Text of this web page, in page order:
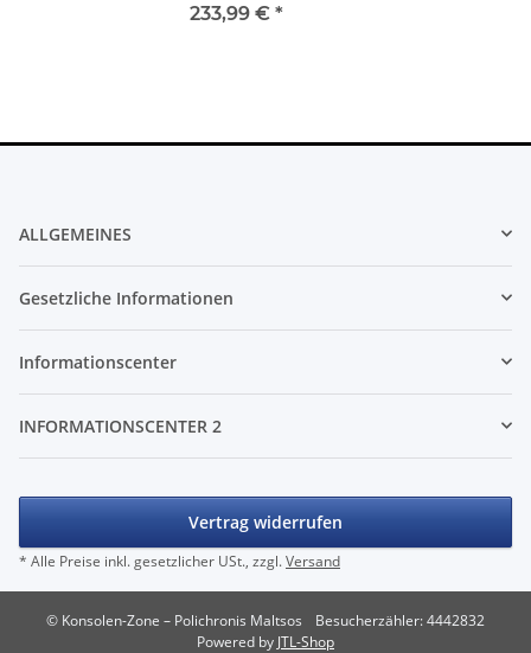
233,99 € *
ALLGEMEINES
Gesetzliche Informationen
Informationscenter
INFORMATIONSCENTER 2
Vertrag widerrufen
* Alle Preise inkl. gesetzlicher USt., zzgl.Versand
© Konsolen-Zone – Polichronis Maltsos
Besucherzähler: 4442832
Powered by JTL-Shop